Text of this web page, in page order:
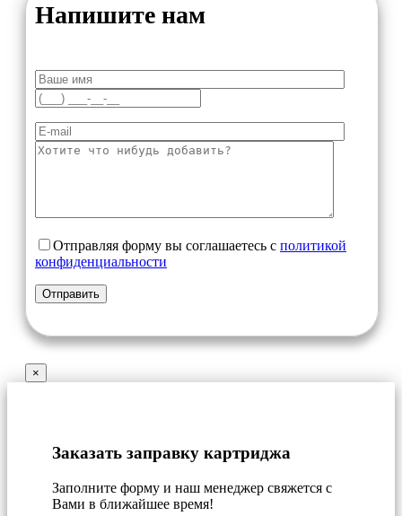
Напишите нам
Отправляя форму вы соглашаетесь с политикой
конфиденциальности
×
Заказать заправку картриджа
Заполните форму и наш менеджер свяжется с
Вами в ближайшее время!